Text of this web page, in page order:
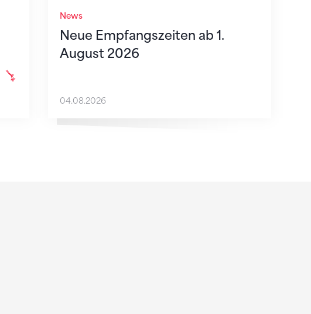
News
Neue Empfangszeiten ab 1.
August 2026
04.08.2026